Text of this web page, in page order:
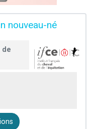
nouveau-né
de